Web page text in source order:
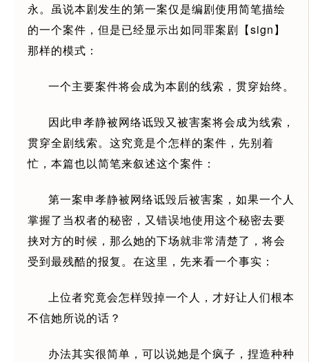
永。虽说本剧发生的第一案仅是编剧使用简笔描绘
的一个案件，但是已经显示出如同罪案剧【sign】
那样的模式：
一个主要案件将会成为本剧的线索，贯穿始终。
因此申孝静被网络诋毁又被害案将会成为线索，
贯穿全剧线索。这究竟是个怎样的案件，先别着
忙，本篇也以简笔来叙述这个案件：
第一案申孝静被网络诋毁后被害案，如果一个人
掌握了当权者的秘密，又错误地使用这个秘密去要
挟对方的时候，那么她的下场就非常清楚了，将会
受到最残酷的报复。在这里，先来看一个事实：
上位者究竟会怎样毁掉一个人，才好让人们根本
不信她所说的话？
办法其实很简单，可以说她是个疯子，捏造种种